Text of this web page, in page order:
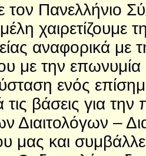
Πανελλήνιο
χαιρετίζουμε
αναφορικά
με την
ενός
τις βάσεις για
Διαιτολόγων –
μας και